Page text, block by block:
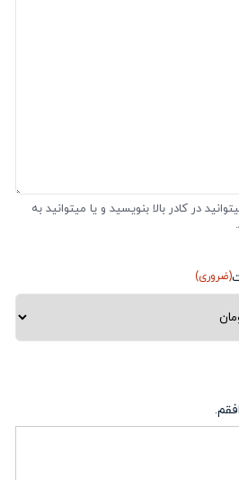
در کادر بالا بنویسید و یا میتوانید به
(ضروری)